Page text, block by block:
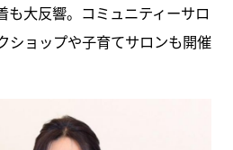
も大反響。コミュニティーサロ
ショップや子育てサロンも開催